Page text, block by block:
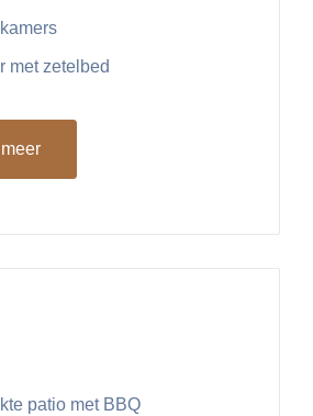
met zetelbed
patio met BBQ